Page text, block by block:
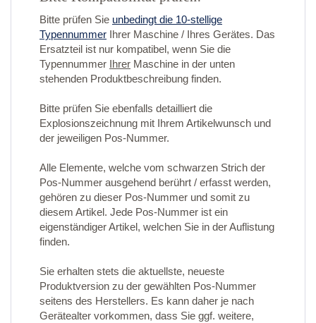
Bitte prüfen Sie unbedingt die 10-stellige
Typennummer Ihrer Maschine / Ihres Gerätes. Das
Ersatzteil ist nur kompatibel, wenn Sie die
Typennummer Ihrer Maschine in der unten
stehenden Produktbeschreibung finden.
Bitte prüfen Sie ebenfalls detailliert die
Explosionszeichnung mit Ihrem Artikelwunsch und
der jeweiligen Pos-Nummer.
Alle Elemente, welche vom schwarzen Strich der
Pos-Nummer ausgehend berührt / erfasst werden,
gehören zu dieser Pos-Nummer und somit zu
diesem Artikel. Jede Pos-Nummer ist ein
eigenständiger Artikel, welchen Sie in der Auflistung
finden.
Sie erhalten stets die aktuellste, neueste
Produktversion zu der gewählten Pos-Nummer
seitens des Herstellers. Es kann daher je nach
Gerätealter vorkommen, dass Sie ggf. weitere,